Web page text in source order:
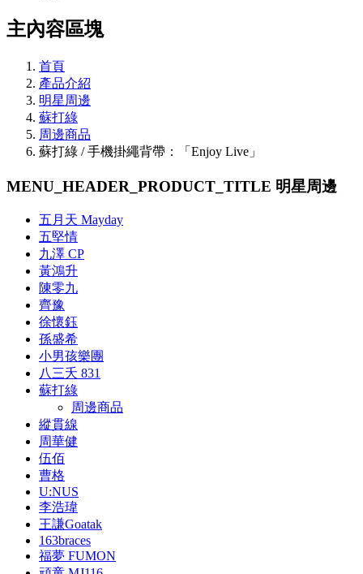
主內容區塊
首頁
產品介紹
明星周邊
蘇打綠
周邊商品
蘇打綠 / 手機掛繩背帶：「Enjoy Live」
MENU_HEADER_PRODUCT_TITLE 明星周邊
五月天 Mayday
五堅情
九澤 CP
黃鴻升
陳零九
齊豫
徐懷鈺
孫盛希
小男孩樂團
八三夭 831
蘇打綠
周邊商品
縱貫線
周華健
伍佰
曹格
U:NUS
李浩瑋
王謙Goatak
163braces
福夢 FUMON